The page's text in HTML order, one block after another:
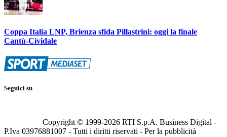
Coppa Italia LNP, Brienza sfida Pillastrini: oggi la finale
Cantù-Cividale
Seguici su
Copyright © 1999-2026 RTI S.p.A. Business Digital -
P.Iva 03976881007 - Tutti i diritti riservati - Per la pubblicità